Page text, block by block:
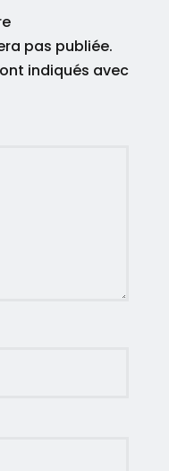
pas publiée.
indiqués avec